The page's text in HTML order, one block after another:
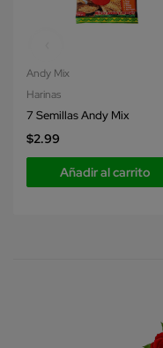
Andy Mix
Harinas
7 Semillas Andy Mix
$2.99
Añadir al carrito